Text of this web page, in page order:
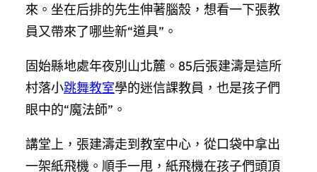
來。坐在后排的先生伸著腦殼，想看一下張教
員又帶來了哪些新“道具”。
固始縣地處年夜別山北麓。85后張建濤是這所
村落小跳舞教室學的迷信課教員，也是孩子們
眼中的“魔法師”。
講堂上，張建濤走到教室中心，從口袋中拿出
一架紙飛機。順手一甩，紙飛機在孩子們頭頂